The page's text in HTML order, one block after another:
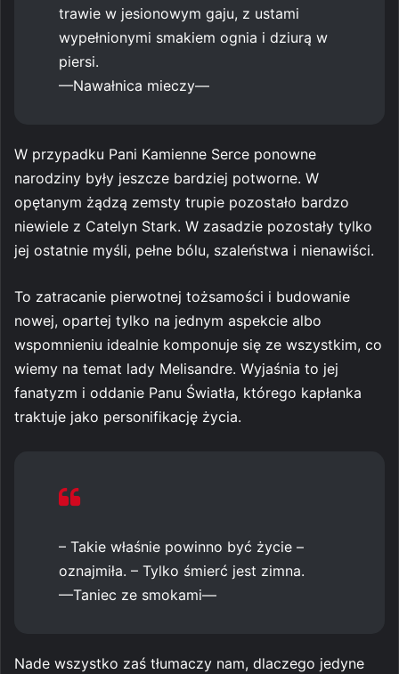
trawie w jesionowym gaju, z ustami
wypełnionymi smakiem ognia i dziurą w
piersi.
—Nawałnica mieczy—
W przypadku Pani Kamienne Serce ponowne
narodziny były jeszcze bardziej potworne. W
opętanym żądzą zemsty trupie pozostało bardzo
niewiele z Catelyn Stark. W zasadzie pozostały tylko
jej ostatnie myśli, pełne bólu, szaleństwa i nienawiści.
To zatracanie pierwotnej tożsamości i budowanie
nowej, opartej tylko na jednym aspekcie albo
wspomnieniu idealnie komponuje się ze wszystkim, co
wiemy na temat lady Melisandre. Wyjaśnia to jej
fanatyzm i oddanie Panu Światła, którego kapłanka
traktuje jako personifikację życia.
– Takie właśnie powinno być życie –
oznajmiła. – Tylko śmierć jest zimna.
—Taniec ze smokami—
Nade wszystko zaś tłumaczy nam, dlaczego jedyne